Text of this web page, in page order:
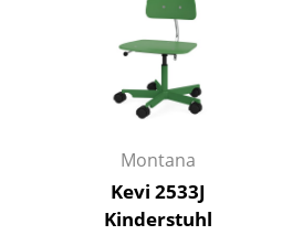
Montana
Kevi 2533J
Kinderstuhl